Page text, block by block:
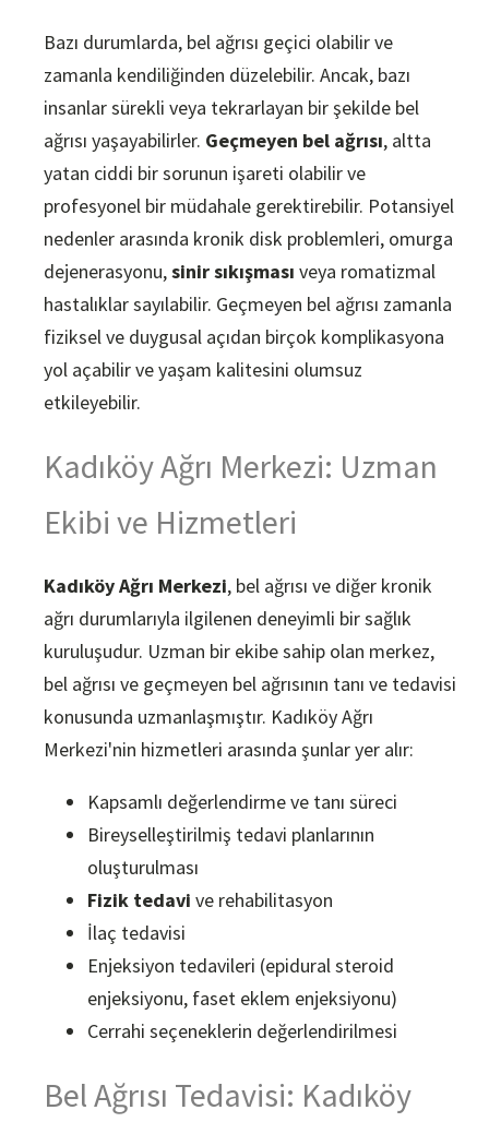
Bazı durumlarda, bel ağrısı geçici olabilir ve
zamanla kendiliğinden düzelebilir. Ancak, bazı
insanlar sürekli veya tekrarlayan bir şekilde bel
ağrısı yaşayabilirler. Geçmeyen bel ağrısı, altta
yatan ciddi bir sorunun işareti olabilir ve
profesyonel bir müdahale gerektirebilir. Potansiyel
nedenler arasında kronik disk problemleri, omurga
dejenerasyonu,sinir sıkışması veya romatizmal
hastalıklar sayılabilir. Geçmeyen bel ağrısı zamanla
fiziksel ve duygusal açıdan birçok komplikasyona
yol açabilir ve yaşam kalitesini olumsuz
etkileyebilir.
Kadıköy Ağrı Merkezi: Uzman
Ekibi ve Hizmetleri
Kadıköy Ağrı Merkezi, bel ağrısı ve diğer kronik
ağrı durumlarıyla ilgilenen deneyimli bir sağlık
kuruluşudur. Uzman bir ekibe sahip olan merkez,
bel ağrısı ve geçmeyen bel ağrısının tanı ve tedavisi
konusunda uzmanlaşmıştır. Kadıköy Ağrı
Merkezi'nin hizmetleri arasında şunlar yer alır:
Kapsamlı değerlendirme ve tanı süreci
Bireyselleştirilmiş tedavi planlarının
oluşturulması
Fizik tedavi ve rehabilitasyon
İlaç tedavisi
Enjeksiyon tedavileri (epidural steroid
enjeksiyonu, faset eklem enjeksiyonu)
Cerrahi seçeneklerin değerlendirilmesi
Bel Ağrısı Tedavisi: Kadıköy